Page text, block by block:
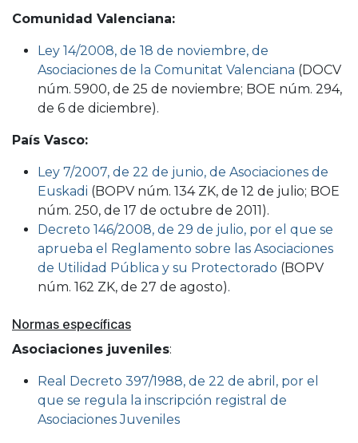
Comunidad Valenciana:
Ley 14/2008, de 18 de noviembre, de
Asociaciones de la Comunitat Valenciana (DOCV
núm. 5900, de 25 de noviembre; BOE núm. 294,
de 6 de diciembre).
País Vasco:
Ley 7/2007, de 22 de junio, de Asociaciones de
Euskadi (BOPV núm. 134 ZK, de 12 de julio; BOE
núm. 250, de 17 de octubre de 2011).
Decreto 146/2008, de 29 de julio, por el que se
aprueba el Reglamento sobre las Asociaciones
de Utilidad Pública y su Protectorado (BOPV
núm. 162 ZK, de 27 de agosto).
Normas específicas
Asociaciones juveniles:
Real Decreto 397/1988, de 22 de abril, por el
que se regula la inscripción registral de
Asociaciones Juveniles